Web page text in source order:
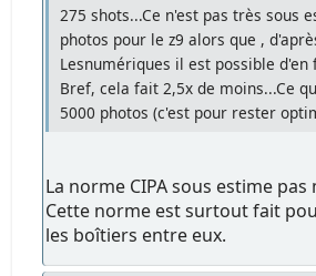
275 shots...Ce n'est pas très sous
photos pour le z9 alors que ,
Lesnumériques il est possible d'en
Bref, cela fait 2,5x de moins...Ce
5000 photos (c'est pour rester
La norme CIPA sous estime pas
Cette norme est surtout fait
les boîtiers entre eux.